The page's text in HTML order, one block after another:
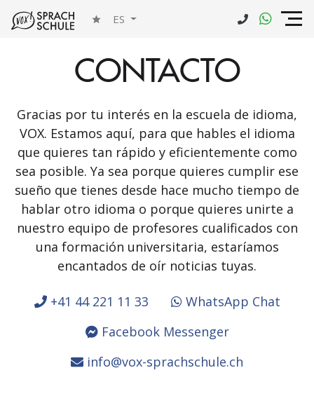
ES
CONTACTO
Gracias por tu interés en la escuela de idioma,
VOX. Estamos aquí, para que hables el idioma
que quieres tan rápido y eficientemente como
sea posible. Ya sea porque quieres cumplir ese
sueño que tienes desde hace mucho tiempo de
hablar otro idioma o porque quieres unirte a
nuestro equipo de profesores cualificados con
una formación universitaria, estaríamos
encantados de oír noticias tuyas.
+41 44 221 11 33
WhatsApp Chat
Facebook Messenger
info@vox-sprachschule.ch